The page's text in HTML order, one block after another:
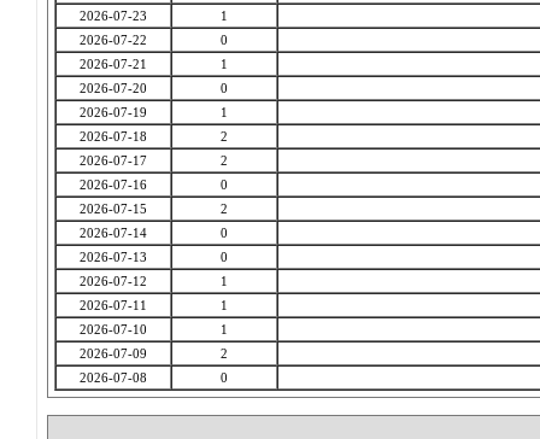
2026-07-23
1
2026-07-22
0
2026-07-21
1
2026-07-20
0
2026-07-19
1
2026-07-18
2
2026-07-17
2
2026-07-16
0
2026-07-15
2
2026-07-14
0
2026-07-13
0
2026-07-12
1
2026-07-11
1
2026-07-10
1
2026-07-09
2
2026-07-08
0